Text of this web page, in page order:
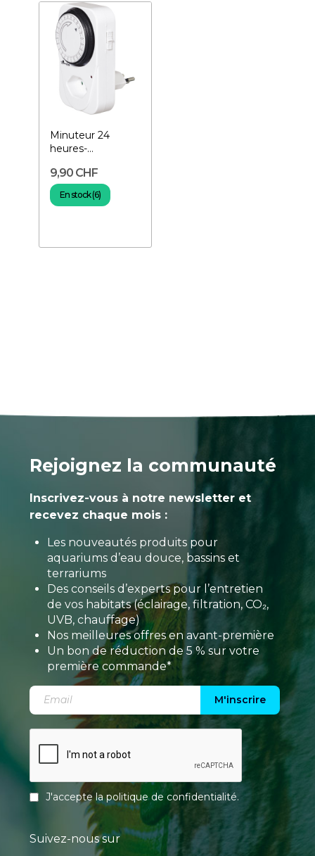
Minuteur 24
heures-
manuel
9,90 CHF
En stock (6)
Rejoignez la communauté
Inscrivez-vous à notre newsletter et
recevez chaque mois :
Les nouveautés produits pour
aquariums d’eau douce, bassins et
terrariums
Des conseils d’experts pour l’entretien
de vos habitats (éclairage, filtration, CO₂,
UVB, chauffage)
Nos meilleures offres en avant-première
Un bon de réduction de 5 % sur votre
première commande*
M'inscrire
J'accepte lapolitique de confidentialité.
Suivez-nous sur